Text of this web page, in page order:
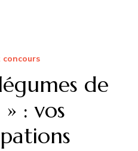
concours
de
» : vos